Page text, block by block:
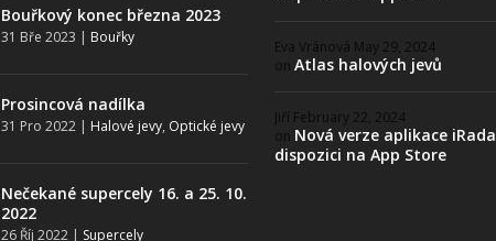
Bouřkový konec března 2023
31 Bře 2023 | Bouřky
Prosincová nadílka
31 Pro 2022| Halové jevy, Optické jevy
Nečekané supercely 16. a 25. 10.
2022
26 Říj 2022| Supercely
Eva Vránová May 29, 2024
on Atlas halových jevů
Jiří February 22, 2024
on Nová verze aplikace
dispozici na App Store